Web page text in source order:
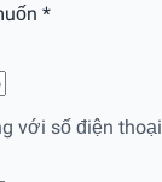
*
với số điện thoại